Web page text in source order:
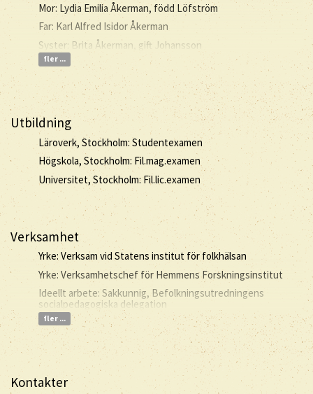
Mor: Lydia Emilia Åkerman, född Löfström
Far: Karl Alfred Isidor Åkerman
Syster: Brita Åkerman, gift Johansson
fler ...
Utbildning
Läroverk, Stockholm: Studentexamen
Högskola, Stockholm: Fil.mag.examen
Universitet, Stockholm: Fil.lic.examen
Verksamhet
Yrke: Verksam vid Statens institut för folkhälsan
Yrke: Verksamhetschef för Hemmens Forskningsinstitut
Ideellt arbete: Sakkunnig, Befolkningsutredningens
socialpedagogiska delegation
fler ...
Kontakter